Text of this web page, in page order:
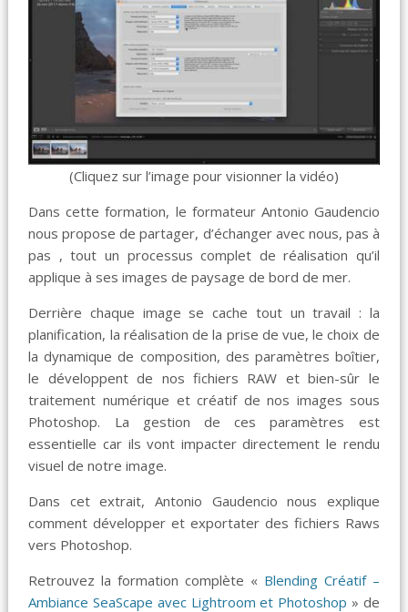
(Cliquez sur l’image pour visionner la vidéo)
Dans cette formation, le formateur Antonio Gaudencio
nous propose de partager, d’échanger avec nous, pas à
pas , tout un processus complet de réalisation qu’il
applique à ses images de paysage de bord de mer.
Derrière chaque image se cache tout un travail : la
planification, la réalisation de la prise de vue, le choix de
la dynamique de composition, des paramètres boîtier,
le développent de nos fichiers RAW et bien-sûr le
traitement numérique et créatif de nos images sous
Photoshop. La gestion de ces paramètres est
essentielle car ils vont impacter directement le rendu
visuel de notre image.
Dans cet extrait, Antonio Gaudencio nous explique
comment développer et exportater des fichiers Raws
vers Photoshop.
Retrouvez la formation complète « Blending Créatif –
Ambiance SeaScape avec Lightroom et Photoshop » de